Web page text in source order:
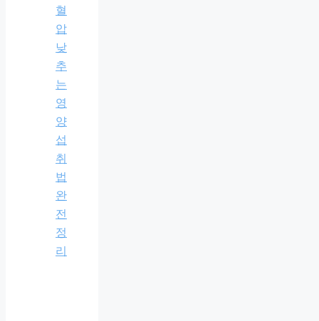
혈
압
낮
추
는
영
양
섭
취
법
완
전
정
리